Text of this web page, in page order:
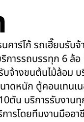
คาร์โก้ รถเฮี๊ยบรับจ้
การรถบรรทุก 6 ล้
จ้างขนต้นไม้ล้อม
หนัก ตู้คอนเทนเน
ตัน บริการรับงาน
ารโดยทีมงานมืออา